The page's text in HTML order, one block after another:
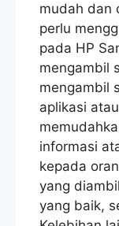
mudah dan
perlu
pada HP
mengambil
mengambil
aplikasi
informasi
kepada
yang
yang baik,